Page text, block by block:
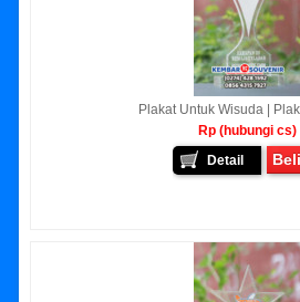
Plakat Untuk Wisuda |
Rp (hubungi cs)
Detail
Beli